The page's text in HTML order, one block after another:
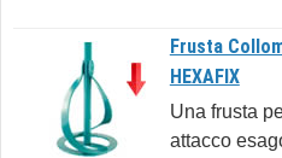
Frusta
HEXAFIX
Una frusta
attacco